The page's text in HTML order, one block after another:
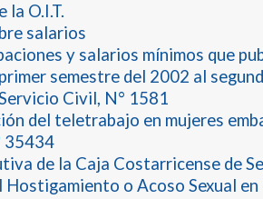
la O.I.T.
salarios
y salarios mínimos que
semestre del 2002 al
Civil, N° 1581
del teletrabajo en mujeres
35434
de la Caja Costarricense de
Hostigamiento o Acoso Sexual en